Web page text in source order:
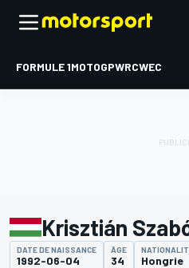
FORMULE 1MOTOGPWRCWEC
Krisztián
DATE DE NAISSANCE
1992-06-04
ÂGE
34 Hongrie